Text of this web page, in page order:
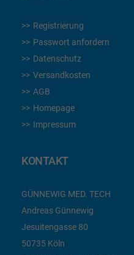
Registrierung
Passwort anfordern
Datenschutz
Versandkosten
AGB
Homepage
Impressum
KONTAKT
GÜNNEWIG MED. TECH
Andreas Günnewig
Jesuitengasse 80
50735 Köln